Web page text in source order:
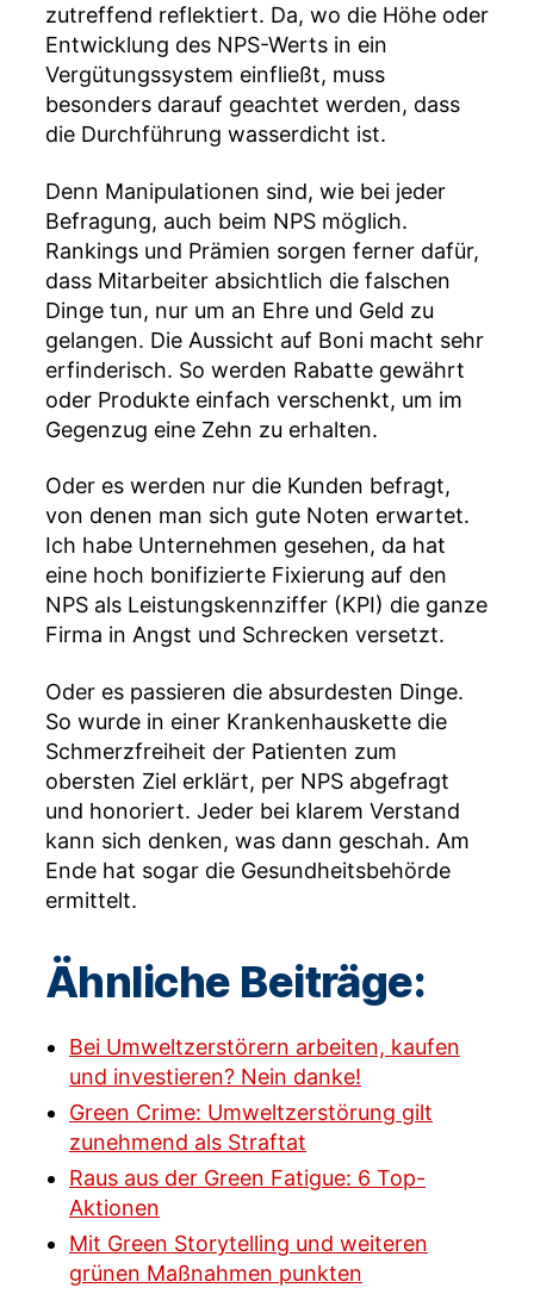
zutreffend reflektiert. Da, wo die Höhe oder
Entwicklung des NPS-Werts in ein
Vergütungssystem einfließt, muss
besonders darauf geachtet werden, dass
die Durchführung wasserdicht ist.
Denn Manipulationen sind, wie bei jeder
Befragung, auch beim NPS möglich.
Rankings und Prämien sorgen ferner dafür,
dass Mitarbeiter absichtlich die falschen
Dinge tun, nur um an Ehre und Geld zu
gelangen. Die Aussicht auf Boni macht sehr
erfinderisch. So werden Rabatte gewährt
oder Produkte einfach verschenkt, um im
Gegenzug eine Zehn zu erhalten.
Oder es werden nur die Kunden befragt,
von denen man sich gute Noten erwartet.
Ich habe Unternehmen gesehen, da hat
eine hoch bonifizierte Fixierung auf den
NPS als Leistungskennziffer (KPI) die ganze
Firma in Angst und Schrecken versetzt.
Oder es passieren die absurdesten Dinge.
So wurde in einer Krankenhauskette die
Schmerzfreiheit der Patienten zum
obersten Ziel erklärt, per NPS abgefragt
und honoriert. Jeder bei klarem Verstand
kann sich denken, was dann geschah. Am
Ende hat sogar die Gesundheitsbehörde
ermittelt.
Ähnliche Beiträge:
Bei Umweltzerstörern arbeiten, kaufen
und investieren? Nein danke!
Green Crime: Umweltzerstörung gilt
zunehmend als Straftat
Raus aus der Green Fatigue: 6 Top-
Aktionen
Mit Green Storytelling und weiteren
grünen Maßnahmen punkten